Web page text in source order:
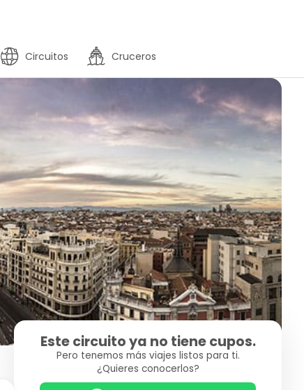
Circuitos Cruceros
Este circuito ya no tiene cupos.
Pero tenemos más viajes listos para ti.
¿Quieres conocerlos?